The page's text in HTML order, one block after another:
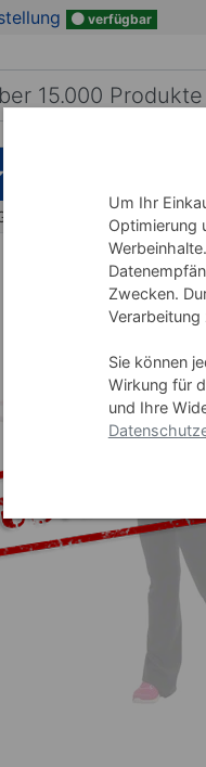
springen Zu
verfügbar
Um Ihr
Optimierung
Zwecken.
Verarbeitung
Sie können
Wirkung für
und Ihre